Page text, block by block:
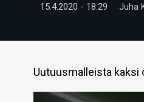
15.4.2020 - 18:29 Juha
Uutuusmalleista kaksi